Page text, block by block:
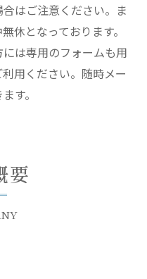
はご注意ください。ま
休となっております。
は専用のフォームも用
用ください。随時メー
す。
要